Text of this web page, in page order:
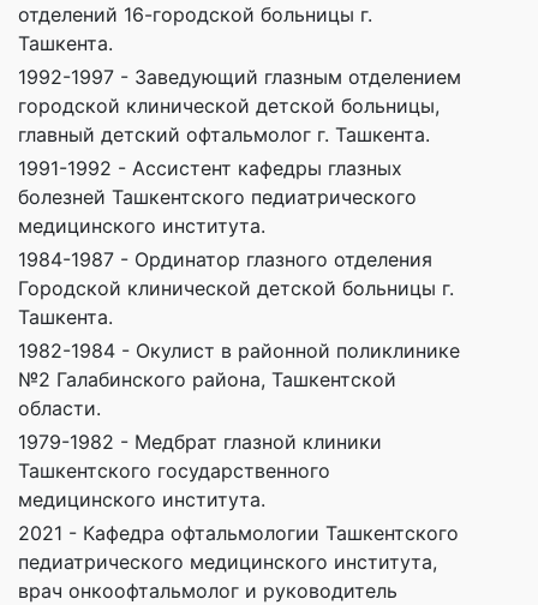
отделений 16-городской больницы г.
Ташкента.
1992-1997 - Заведующий глазным отделением
городской клинической детской больницы,
главный детский офтальмолог г. Ташкента.
1991-1992 - Ассистент кафедры глазных
болезней Ташкентского педиатрического
медицинского института.
1984-1987 - Ординатор глазного отделения
Городской клинической детской больницы г.
Ташкента.
1982-1984 - Окулист в районной поликлинике
№2 Галабинского района, Ташкентской
области.
1979-1982 - Медбрат глазной клиники
Ташкентского государственного
медицинского института.
2021 - Кафедра офтальмологии Ташкентского
педиатрического медицинского института,
врач онкоофтальмолог и руководитель